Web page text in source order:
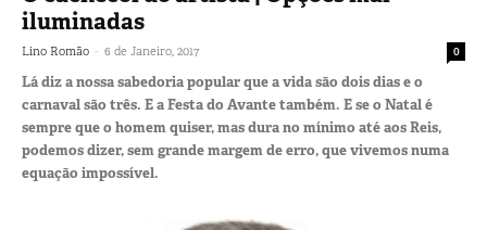
iluminadas
Lino Romão - 6 de Janeiro, 2017 0
Lá diz a nossa sabedoria popular que a vida são dois dias e o
carnaval são três. E a Festa do Avante também. E se o Natal é
sempre que o homem quiser, mas dura no mínimo até aos Reis,
podemos dizer, sem grande margem de erro, que vivemos numa
equação impossível.